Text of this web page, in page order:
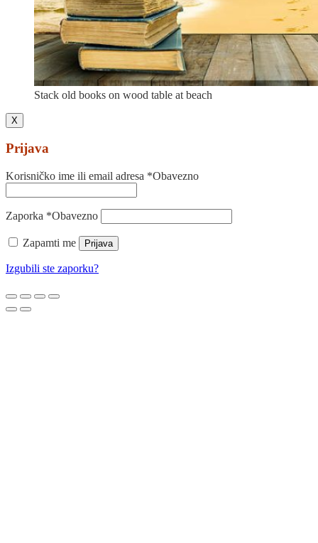
Stack old books on wood table at beach
X
Prijava
Korisničko ime ili email adresa *Obavezno
Zaporka *Obavezno
Zapamti me Prijava
Izgubili ste zaporku?